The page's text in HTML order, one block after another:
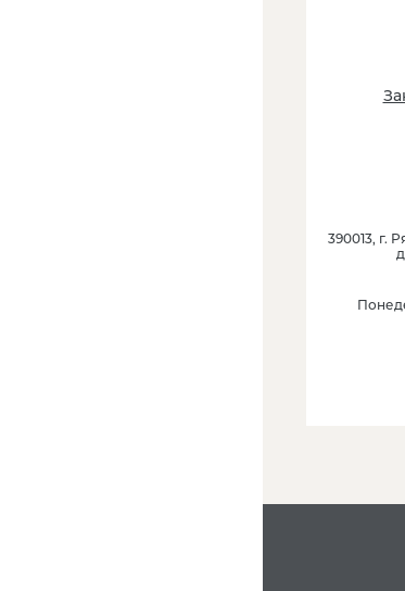
390013, г.